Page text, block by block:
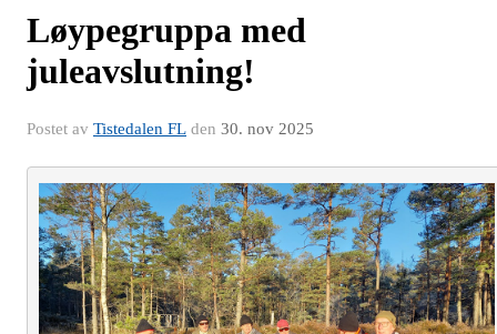
Løypegruppa med
juleavslutning!
Postet av Tistedalen FL den 30. nov 2025